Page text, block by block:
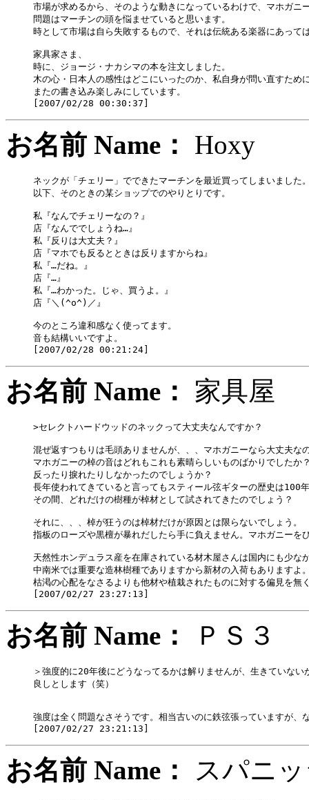
市場が求めるから、そのような動きになっているわけで、マホガニ
問題はマーチンの頭を悩ませていると思います。
時として市場は自ら失敗するもので、それは伝統ある楽器にあって
家具家さま、
時に、ジョージ・ナカシマの本を注文しました。
木の心・日本人の感性はどこにいったのか、私自身が問い直すため
またの書き込み楽しみにしています。
お名前 Name：
ネックが「チェリー」でできたマーチンを最近買ってしまいました
以下、そのときの某ショップでのやりとりです。
私『なんでチェリーなの？』
店『なんででしょうね…』
私『反りは大丈夫？』
店『マホでも反るとときは反りますからね』
私『…だね。』
店『…』
私『…わかった。じゃ、買うよ。』
店『＼(^o^)／』
今のところ違和感なく使ってます。
音も結構いいですよ。
お名前 Name： 家具
>セレクトハードウッドのネックって大丈夫なんですか？
混ぜ返すつもりは毛頭ありませんが、、、マホガニーなら大丈夫な
マホガニーの棹の音はどれもこれも素晴らしいものばかりでしたか
反ったり捩れたりしなかったのでしょうか？
長年使われてきていると言ってもスティール弦ギターの歴史は100
その間、どれだけの樹種が棹材として試されてきたのでしょう？
それに、、、棹が狂うのは棹材だけが原因とは限らないでしょう。
指板のローズや黒檀が暴れだしたら手に負えません。マホガニーを
天然性ホンデュラス産を在庫されている材木屋さんは国内にも少な
中南米では重要な造林樹種でありますから新材の入荷もありますよ
枯渇の心配をなさるよりも他材や植栽されたものに対する偏見を無
お名前 Name： ＰＳ
＞強度的に20年後にどうなってるかは解りませんが、生きていない
良しとします（笑）
強度は全く問題なさそうです。相当古いのに鉄弦張っていますが
お名前 Name： スパニ